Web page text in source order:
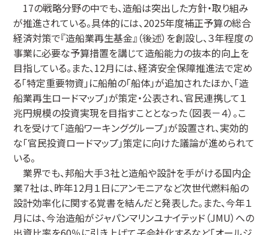
17の戦略分野の中でも、造船は突出した方針・取り組み
が推進されている。具体的には、2025年度補正予算の総合
経済対策で『造船業再生基金』（後述）を創設し、３年程度の
事業に必要な予算措置を講じて造船能力の抜本的向上を
目指している。また、12月には、経済安全保障推進法で定め
る「特定重要物資」に船舶の「船体」が追加されたほか、「造
船業再生ロードマップ」が策定・公表され、官民連携して１
兆円規模の投資実現を目指すこととなった（図表－４）。こ
れを受けて「造船ワーキンググループ」が設置され、実効的
な「官民投資ロードマップ」策定に向けた議論が進められて
いる。
業界でも、邦船大手３社と造船や設計を手がける国内企
業７社は、昨年12月１日にアンモニアなど次世代燃料船の
設計効率化に関する覚書を結んだと発表した。また、今年１
月には、今治造船がジャパンマリンユナイテッド（JMU）への